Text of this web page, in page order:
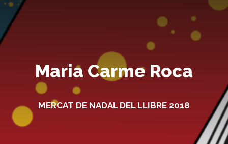
Maria Carme Roca
MERCAT DE NADAL DEL LLIBRE 2018